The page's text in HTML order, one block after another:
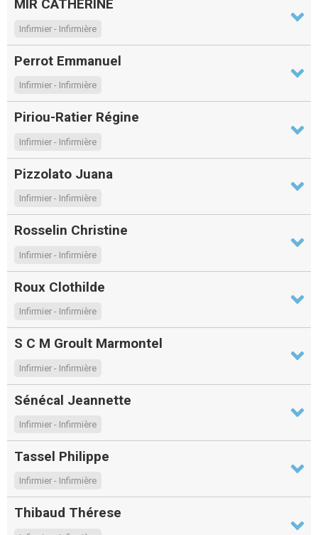
MIR CATHERINE
Infirmier - Infirmière
Perrot Emmanuel
Infirmier - Infirmière
Piriou-Ratier Régine
Infirmier - Infirmière
Pizzolato Juana
Infirmier - Infirmière
Rosselin Christine
Infirmier - Infirmière
Roux Clothilde
Infirmier - Infirmière
S C M Groult Marmontel
Infirmier - Infirmière
Sénécal Jeannette
Infirmier - Infirmière
Tassel Philippe
Infirmier - Infirmière
Thibaud Thérese